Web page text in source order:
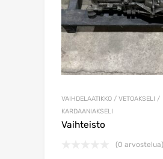
VAIHDELAATIKKO / VETOAKSELI /
KARDAANIAKSELI
Vaihteisto
(0 arvostelua)